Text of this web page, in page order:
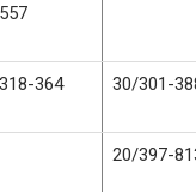
557
318-364 30/301-
20/397-